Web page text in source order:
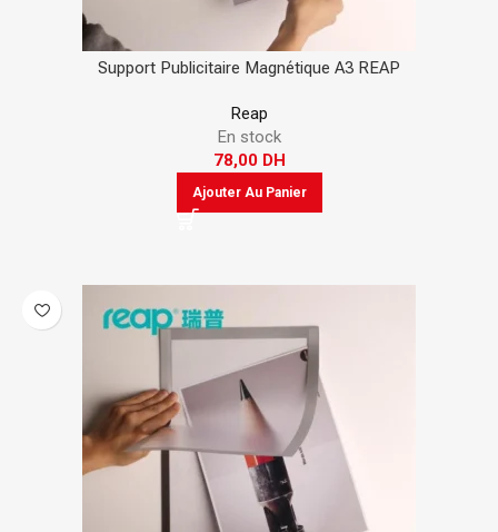
Support Publicitaire Magnétique A3 REAP
Reap
En stock
78,00 DH
Ajouter Au Panier